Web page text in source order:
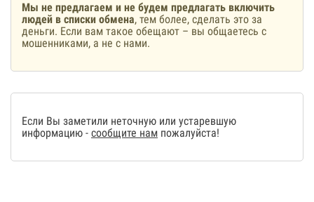
Мы не предлагаем и не будем предлагать включить
людей в списки обмена, тем более, сделать это за
деньги. Если вам такое обещают – вы общаетесь с
мошенниками, а не с нами.
Если Вы заметили неточную или устаревшую
информацию - сообщите нам пожалуйста!